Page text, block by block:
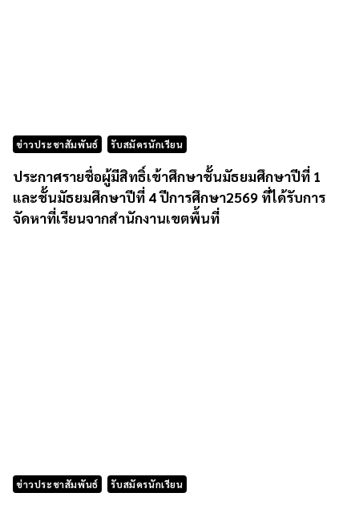
ข่าวประชาสัมพันธ์ รับสมัครนักเรียน
ประกาศรายชื่อผู้มีสิทธิ์เข้าศึกษาชั้นมัธยมศึกษาปีที่ 1
และชั้นมัธยมศึกษาปีที่ 4 ปีการศึกษา2569 ที่ได้รับการ
จัดหาที่เรียนจากสํานักงานเขตพื้นที่
ข่าวประชาสัมพันธ์ รับสมัครนักเรียน